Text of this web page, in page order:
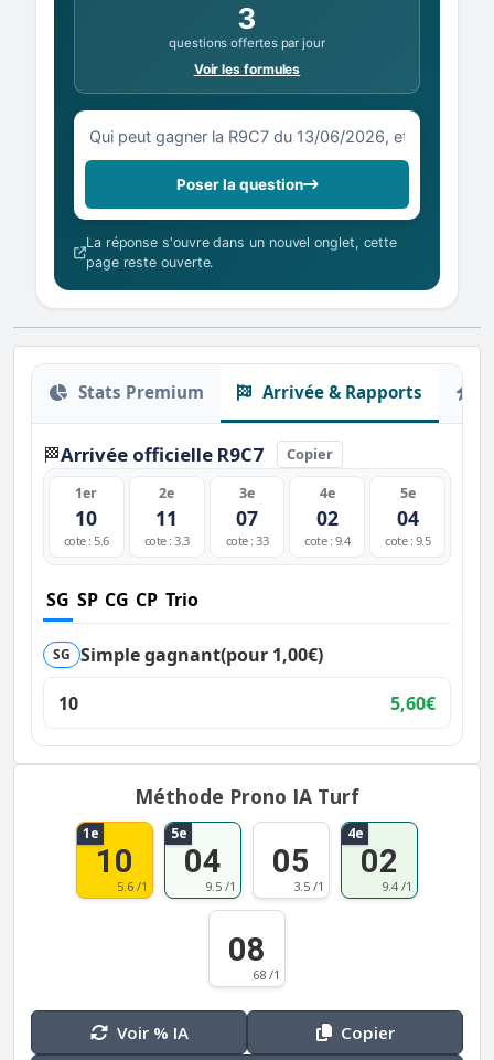
3
questions offertes par jour
Voir les formules
Votre question sur la R9C7 du 13/06/2026
Poser la question
La réponse s'ouvre dans un nouvel onglet, cette
page reste ouverte.
Stats Premium Arrivée & Rapports
🏁Arrivée officielle R9C7 Copier
1er
10
cote : 5.6
2e
11
cote : 3.3
3e
07
cote : 33
4e
02
cote : 9.4
5e
04
cote : 9.5
SG SP CG CP Trio
SG Simple gagnant(pour 1,00€)
10
5,60€
Méthode Prono IA Turf
1e
10
5.6 /1
5e
04
9.5 /1
05
3.5 /1
4e
02
9.4 /1
08
68 /1
Voir % IA Copier